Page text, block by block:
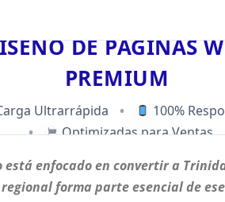
DE PÁGINAS
PREMIUM
Ultrarrápida •
100%
•
Optimizadas para Ventas
enfocado en convertir a
forma parte esencial de